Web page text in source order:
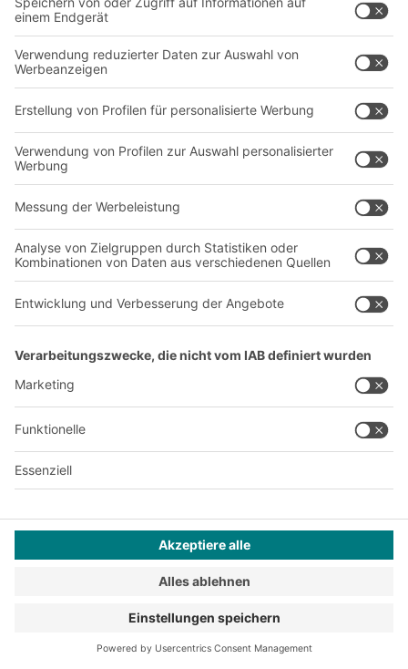
August Bittmann –Visionär mit Mut
und Innovationskraft.
2019
Erfolgreicher Relaunch unserer
Es folgen Großprojekte in vielen E-
Commerce Lägern